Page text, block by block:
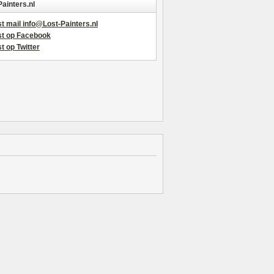
mail info@Lost-Painters.nl
op Facebook
op Twitter